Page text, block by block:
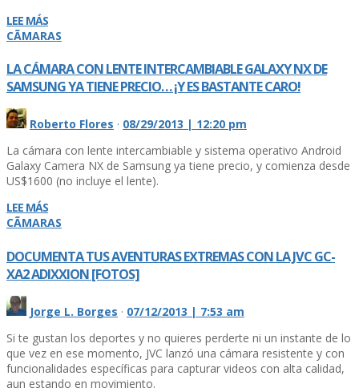
LEE MÁS
CÃMARAS
LA CÁMARA CON LENTE INTERCAMBIABLE GALAXY NX DE
SAMSUNG YA TIENE PRECIO… ¡Y ES BASTANTE CARO!
Roberto Flores · 08/29/2013 | 12:20 pm
La cámara con lente intercambiable y sistema operativo Android
Galaxy Camera NX de Samsung ya tiene precio, y comienza desde
US$1600 (no incluye el lente).
LEE MÁS
CÃMARAS
DOCUMENTA TUS AVENTURAS EXTREMAS CON LA JVC GC-
XA2 ADIXXION [FOTOS]
Jorge L. Borges · 07/12/2013 | 7:53 am
Si te gustan los deportes y no quieres perderte ni un instante de lo
que vez en ese momento, JVC lanzó una cámara resistente y con
funcionalidades especí­ficas para capturar videos con alta calidad,
aun estando en movimiento.